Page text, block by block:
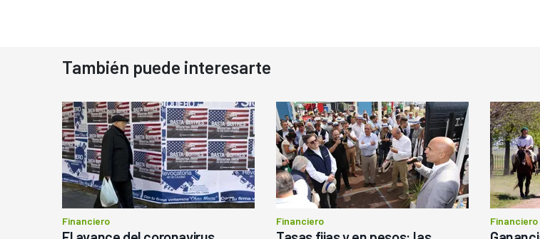
También puede interesarte
Financiero Financiero Financiero